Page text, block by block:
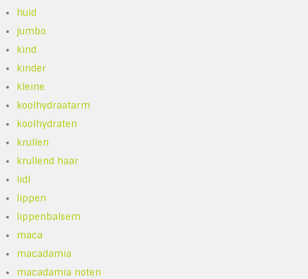
huid
jumbo
kind
kinder
kleine
koolhydraatarm
koolhydraten
krullen
krullend haar
lidl
lippen
lippenbalsem
maca
macadamia
macadamia noten